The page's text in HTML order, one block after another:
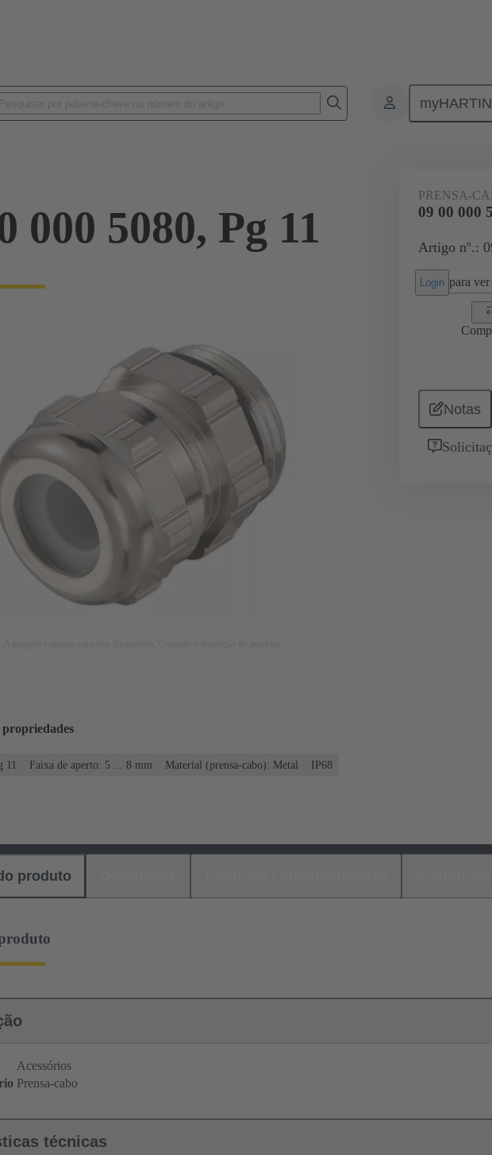
industriais / Han® Acessórios Prensa-cabos
000 5080, Pg 11
PRENSA-
09 00 000
Artigo nº.:
Login para
Notas
propriedades
11 Faixa de aperto: 5 ... 8 mm Material (prensa-cabo): Metal
IP68
produto
Acessórios
Prensa-cabo
técnicas